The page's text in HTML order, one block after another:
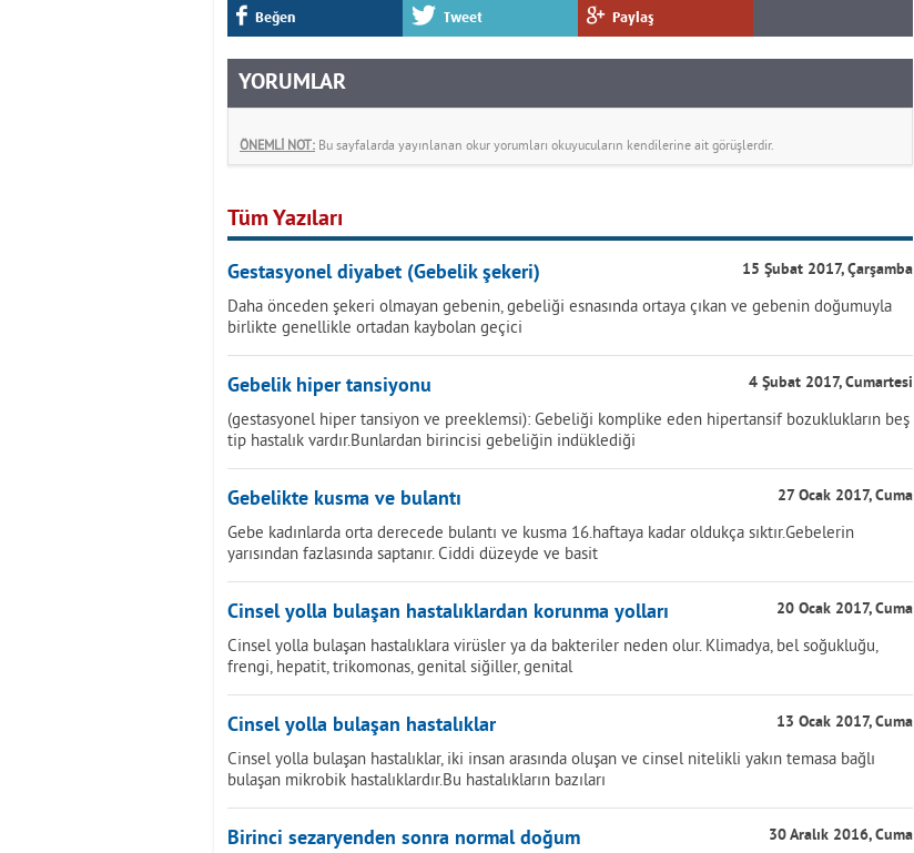
Beğen Tweet Paylaş
YORUMLAR
ÖNEMLİ NOT: Bu sayfalarda yayınlanan okur yorumları okuyucuların kendilerine ait görüşlerdir.
Tüm Yazıları
Gestasyonel diyabet (Gebelik şekeri) 15 Şubat 2017, Çarşamba
Daha önceden şekeri olmayan gebenin, gebeliği esnasında ortaya çıkan ve gebenin doğumuyla
birlikte genellikle ortadan kaybolan geçici
Gebelik hiper tansiyonu 4 Şubat 2017, Cumartesi
(gestasyonel hiper tansiyon ve preeklemsi): Gebeliği komplike eden hipertansif bozuklukların beş
tip hastalık vardır.Bunlardan birincisi gebeliğin indüklediği
Gebelikte kusma ve bulantı 27 Ocak 2017, Cuma
Gebe kadınlarda orta derecede bulantı ve kusma 16.haftaya kadar oldukça sıktır.Gebelerin
yarısından fazlasında saptanır. Ciddi düzeyde ve basit
Cinsel yolla bulaşan hastalıklardan korunma yolları 20 Ocak 2017, Cuma
Cinsel yolla bulaşan hastalıklara virüsler ya da bakteriler neden olur. Klimadya, bel soğukluğu,
frengi, hepatit, trikomonas, genital siğiller, genital
Cinsel yolla bulaşan hastalıklar 13 Ocak 2017, Cuma
Cinsel yolla bulaşan hastalıklar, iki insan arasında oluşan ve cinsel nitelikli yakın temasa bağlı
bulaşan mikrobik hastalıklardır.Bu hastalıkların bazıları
Birinci sezaryenden sonra normal doğum 30 Aralık 2016, Cuma